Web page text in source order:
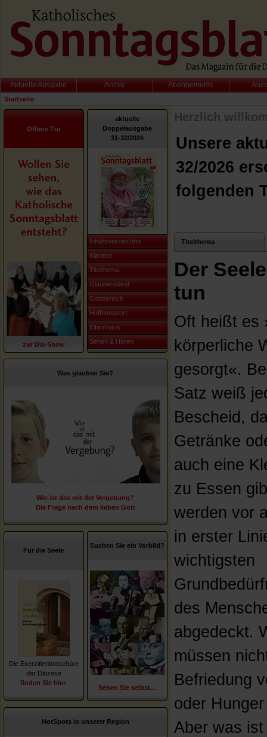
Aktuelle Ausgabe Archiv Abonnements
Startseite
Offene Tür
zur Dia-Show
aktuelle
Doppelausgabe
31-32/2026
Inhaltsverzeichnis
Klartext
Titelthema
Glaubensland
Gottesreich
Hoffnungsort
Elternhaus
Sehen & Hören
Was glauben Sie?
Wie ist das mit der Vergebung?
Die Frage nach dem lieben Gott
Für die Seele
Die Exerzitienbroschüre
der Diözese
finden Sie hier
Suchen Sie ein Vorbild?
Sehen Sie selbst...
HotSpots in unserer Region
Herzlich
Unsere
32/2026
folgenden
Titelthema
Der
tun
Oft heißt es
körperliche
gesorgt«.
Satz weiß
Bescheid,
Getränke
auch eine
zu Essen
werden vor
in erster
wichtigsten
des
abgedeckt.
müssen
Befriedung
oder
Aber was ist